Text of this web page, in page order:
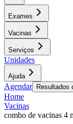
Exames
Vacinas
Serviços
Unidades
Ajuda
Agendar Resultados
Home
Vacinas
combo de vacinas 4